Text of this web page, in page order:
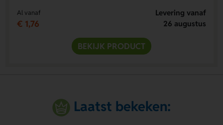
Al vanaf
€ 1,76
Levering vanaf
26 augustus
BEKIJK PRODUCT
Laatst bekeken: